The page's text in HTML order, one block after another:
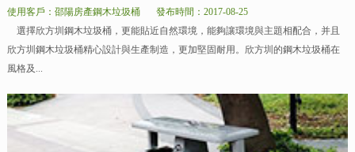
使用客戶：邵陽房產鋼木垃圾桶
發布時間：2017-08-25
選擇欣方圳鋼木垃圾桶，更能貼近自然環境，能夠讓環境與主題相配合，并且
欣方圳鋼木垃圾桶精心設計與生產制造，更加堅固耐用。欣方圳的鋼木垃圾桶在
風格及...